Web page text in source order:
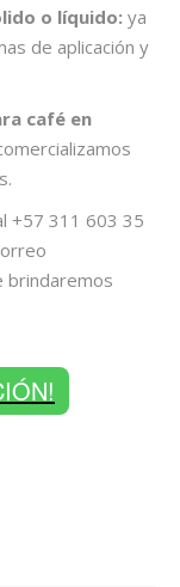
o líquido: ya
de aplicación y
café en
+57 311 603 35
brindaremos